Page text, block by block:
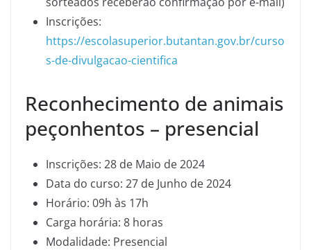
Inscrições:
https://escolasuperior.butantan.gov.br/curso
s-de-divulgacao-cientifica
Reconhecimento de animais
peçonhentos – presencial
Inscrições: 28 de Maio de 2024
Data do curso: 27 de Junho de 2024
Horário: 09h às 17h
Carga horária: 8 horas
Modalidade: Presencial